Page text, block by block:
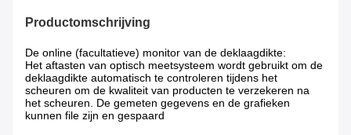
Productomschrijving
De online (facultatieve) monitor van de deklaagdikte:
Het aftasten van optisch meetsysteem wordt gebruikt om de
deklaagdikte automatisch te controleren tijdens het
scheuren om de kwaliteit van producten te verzekeren na
het scheuren. De gemeten gegevens en de grafieken
kunnen file zijn en gespaard